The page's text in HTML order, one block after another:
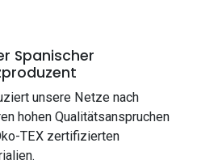
Spanischer
unsere Netze nach
hohen Qualitätsanspruchen
TEX zertifizierten